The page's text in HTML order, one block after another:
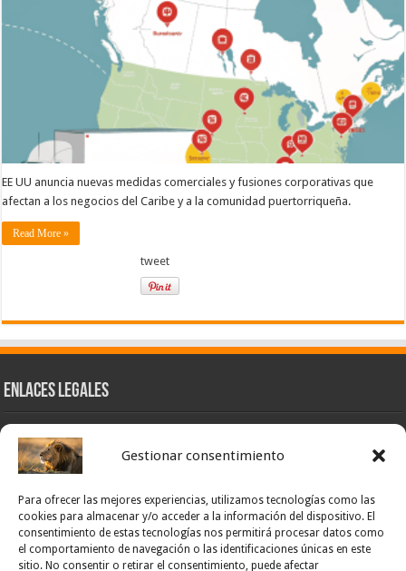
Gestionar consentimiento
Para ofrecer las mejores experiencias, utilizamos tecnologías como las
cookies para almacenar y/o acceder a la información del dispositivo. El
consentimiento de estas tecnologías nos permitirá procesar datos como
el comportamiento de navegación o las identificaciones únicas en este
sitio. No consentir o retirar el consentimiento, puede afectar
EE UU anuncia nuevas medidas comerciales y fusiones corporativas que
afectan a los negocios del Caribe y a la comunidad puertorriqueña.
Read More »
tweet
Enlaces Legales
Nuestra Esencia
Pulso Global
POLÍTICA DE PRIVACIDAD – NOTICIAS PONCE OFICIAL
TÉRMINOS Y CONDICIONES – NOTICIAS PONCE OFICIAL